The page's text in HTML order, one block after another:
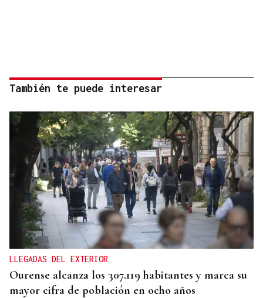
También te puede interesar
LLEGADAS DEL EXTERIOR
Ourense alcanza los 307.119 habitantes y marca su
mayor cifra de población en ocho años